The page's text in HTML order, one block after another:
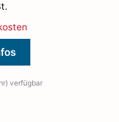
€
289,00 €.
verfügbar